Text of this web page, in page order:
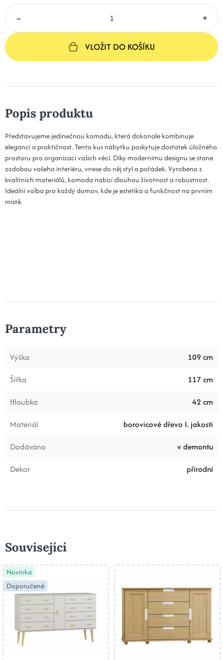
– +
VLOŽIT DO KOŠÍKU
Popis produktu
Představujeme jedinečnou komodu, která dokonale kombinuje
eleganci a praktičnost. Tento kus nábytku poskytuje dostatek úložného
prostoru pro organizaci vašich věcí. Díky modernímu designu se stane
ozdobou vašeho interiéru, vnese do něj styl a pořádek. Vyrobeno z
kvalitních materiálů, komoda nabízí dlouhou životnost a robustnost.
Ideální volba pro každý domov, kde je estetika a funkčnost na prvním
místě.
Parametry
Výška
109 cm
Šířka
117 cm
Hloubka
42 cm
Materiál
borovicové dřevo I. jakosti
Dodáváno
v demontu
Dekor
přírodní
Související
Novinka
Doporučené